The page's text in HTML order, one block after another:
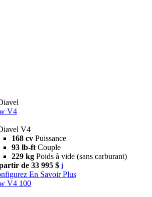
V4
V4
168 cv Puissance
93 lb-ft Couple
229 kg Poids à vide (sans carburant)
de 33 995 $ i
En Savoir Plus
V4 100